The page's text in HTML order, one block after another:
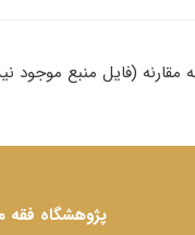
مقارنه (فایل منبع موجود
پژوهشگاه فقه